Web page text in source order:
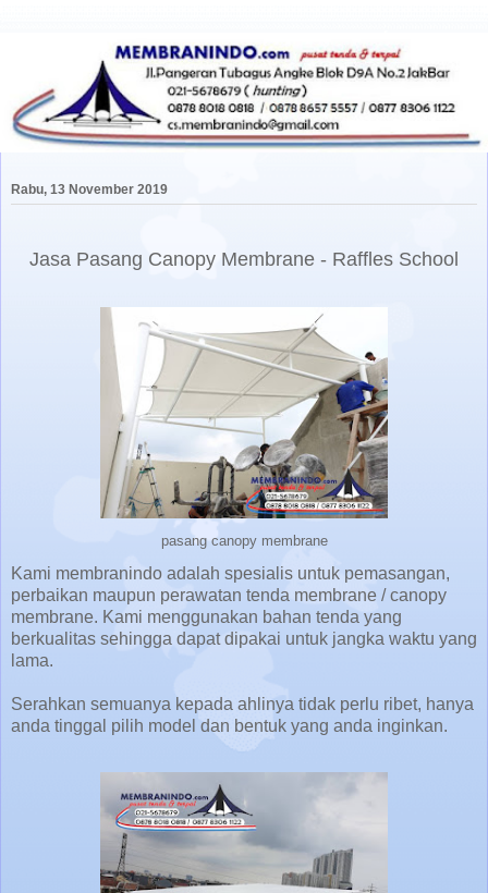
Rabu, 13 November 2019
Jasa Pasang Canopy Membrane - Raffles School
pasang canopy membrane
Kami membranindo adalah spesialis untuk pemasangan,
perbaikan maupun perawatan tenda membrane / canopy
membrane. Kami menggunakan bahan tenda yang
berkualitas sehingga dapat dipakai untuk jangka waktu yang
lama.
Serahkan semuanya kepada ahlinya tidak perlu ribet, hanya
anda tinggal pilih model dan bentuk yang anda inginkan.